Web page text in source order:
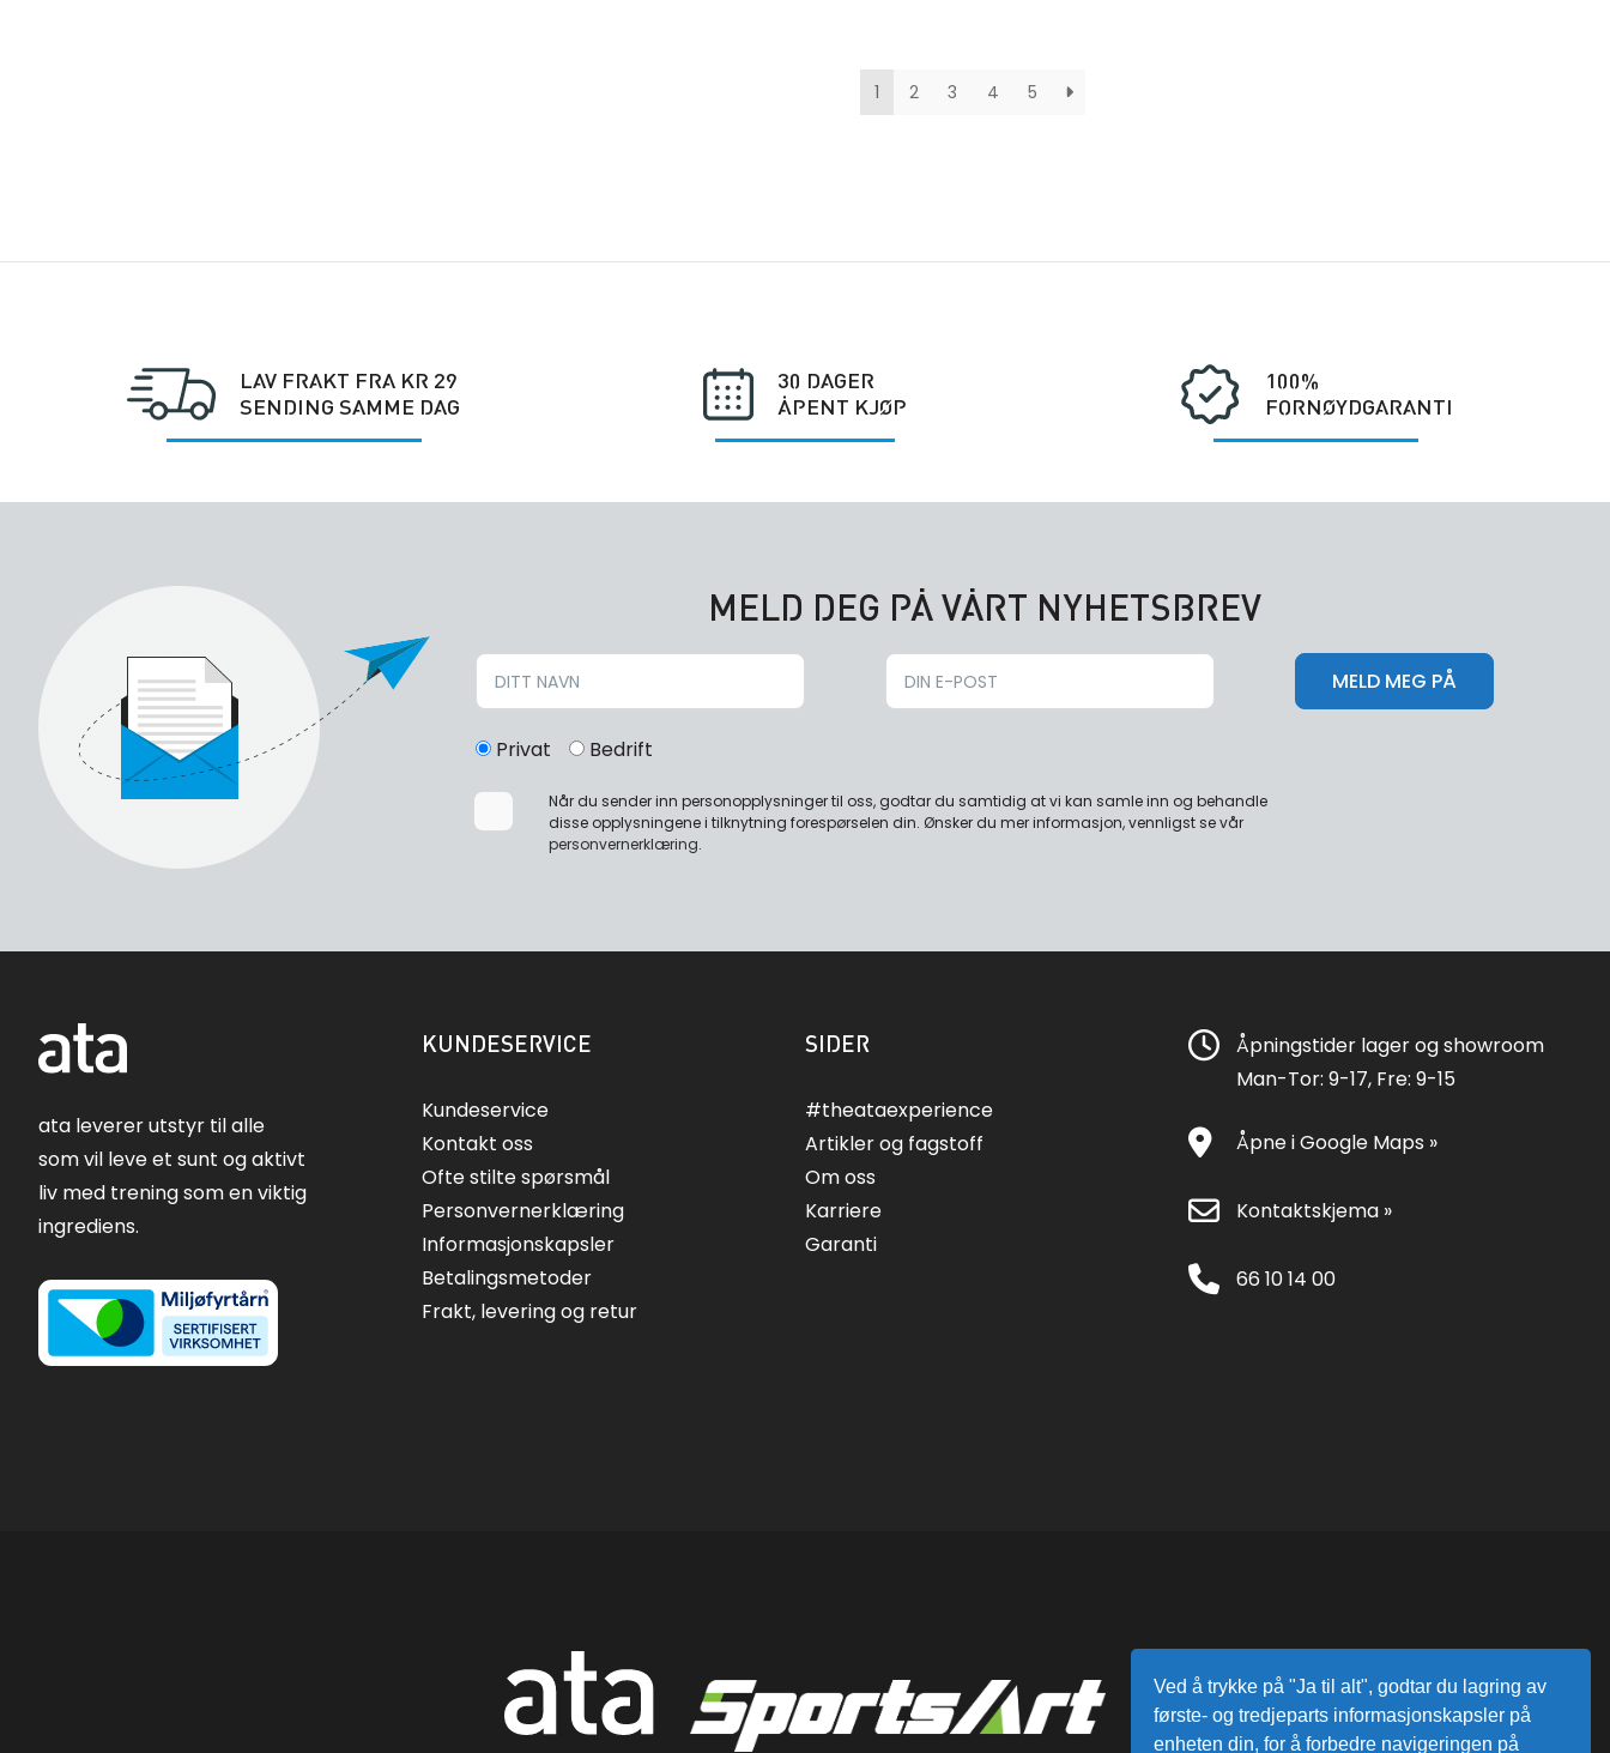
1 2 3 4 5
LAV FRAKT FRA KR 29
SENDING SAMME DAG
30 DAGER
ÅPENT KJØP
100%
FORNØYDGARANTI
MELD DEG PÅ VÅRT NYHETSBREV
Privat Bedrift
Når du sender inn personopplysninger til oss, godtar du samtidig at vi kan samle inn og behandle
disse opplysningene i tilknytning forespørselen din. Ønsker du mer informasjon, vennligst se vår
personvernerklæring.
ata leverer utstyr til alle
som vil leve et sunt og aktivt
liv med trening som en viktig
ingrediens.
KUNDESERVICE
Kundeservice
Kontakt oss
Ofte stilte spørsmål
Personvernerklæring
Informasjonskapsler
Betalingsmetoder
Frakt, levering og retur
SIDER
#theataexperience
Artikler og fagstoff
Om oss
Karriere
Garanti
Åpningstider lager og showroom
Man-Tor: 9-17, Fre: 9-15
Åpne i Google Maps »
Kontaktskjema »
66 10 14 00
Ved å trykke på "Ja til alt", godtar du lagring av
første- og tredjeparts informasjonskapsler på
enheten din, for å forbedre navigeringen på